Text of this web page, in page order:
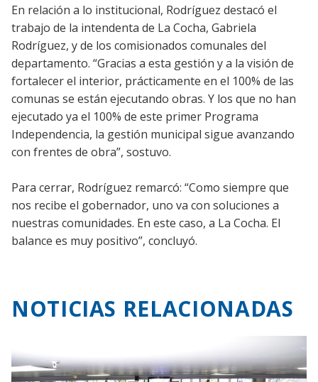
En relación a lo institucional, Rodríguez destacó el
trabajo de la intendenta de La Cocha, Gabriela
Rodríguez, y de los comisionados comunales del
departamento. “Gracias a esta gestión y a la visión de
fortalecer el interior, prácticamente en el 100% de las
comunas se están ejecutando obras. Y los que no han
ejecutado ya el 100% de este primer Programa
Independencia, la gestión municipal sigue avanzando
con frentes de obra”, sostuvo.
Para cerrar, Rodríguez remarcó: “Como siempre que
nos recibe el gobernador, uno va con soluciones a
nuestras comunidades. En este caso, a La Cocha. El
balance es muy positivo”, concluyó.
NOTICIAS RELACIONADAS